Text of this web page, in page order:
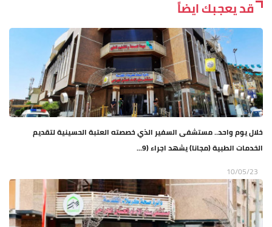
قد يعجبك ايضاً
خلال يوم واحد.. مستشفى السفير الذي خصصته العتبة الحسينية لتقديم
الخدمات الطبية (مجانا) يشهد اجراء (9...
10/05/23